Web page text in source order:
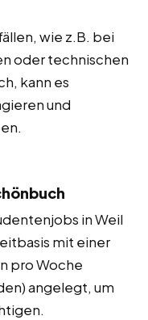
wie z.B. bei
oder technischen
kann es
und
in Weil
mit einer
pro Woche
angelegt, um